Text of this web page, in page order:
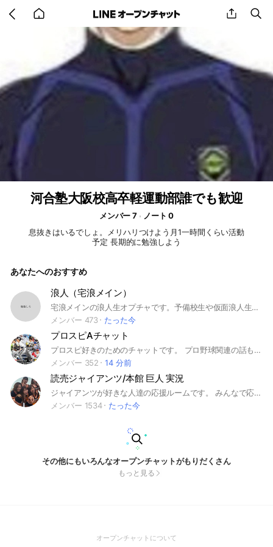
back share
河合塾大阪校高卒軽運動部誰でも歓迎
メンバー 7
ノート 0
息抜きはいるでしょ。メリハリつけよう月1一時間くらい活動
予定 長期的に勉強しよう
あなたへのおすすめ
浪人（宅浪メイン）
宅浪メインの浪人生オプチャです。予備校生や仮面浪人生、社会人受験生なども大歓迎です。トークテーマは特に縛りはなく、ゆるーいオプチャですが、大学の情報共有や模試の日程など受験に関する話が多く交わされています。共に高めあいましょう。（入室が承認されましたら、このオプチャのルールが書かれた大事なノートをご覧ください） 文責:きゅう
メンバー 473
たった今
プロスピAチャット
プロスピ好きのためのチャットです。 プロ野球関連の話もしています。 リアルタイム対戦の申し込み、イベントの情報交換、スカウト等の報告や自慢など、様々な形で利用されています！ 誰でも気軽に話せます！ ※汎用ではないアイコンの設定を義務化しています。未設定はご遠慮下さい。 ※参加が完了しましたら、ノートの確認をお願いします。 ※宣伝はありですが、即抜けはご遠慮ください。また、宣伝する際は管理人、または副管理人に許可を得てください。
メンバー 352
14 分前
読売ジャイアンツ/本館 巨人 実況
ジャイアンツが好きな人達の応援ルームです。 みんなで応援や情報交換したりジャイアンツ画像をアップしましょう。 ●ケンカや誹謗中傷、暴言、他のメンバーが不快に感じる発言などは禁止します。 #ジャイアンツ #GIANTS #Giants #ｼﾞｬｲｱﾝﾂ #巨人 #読売 #読売ジャイアンツ #読売巨人軍 #東京読売巨人軍 #巨人戦実況 #長嶋茂雄 #王貞治 #江川卓 #松井秀喜 #坂本勇人 #菅野智之 #大城卓三 #松原聖弥 #阿部慎之助 #阿部監督 #丸佳浩 #吉川尚輝 #戸郷翔征 #門脇誠 #井上温人 #秋広優人 #浅野翔吾 #赤星優志 #西舘勇陽 #森田駿哉 #佐々木俊輔 #東京ドーム #現地 #ラクーア #後楽園 #後楽園球場 #プロ野球 #野球 #スポーツ #プロ野球観戦 #野球観戦 #スポーツ観戦 #日本代表 #侍ジャパン #東京五輪 #大谷翔平 #ドジャース #メジャー #ドラフト
メンバー 1534
たった今
その他にもいろんなオープンチャットがもりだくさん
もっと見る
オープンチャットについて